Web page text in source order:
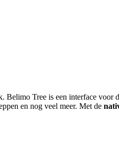
Belimo Tree is een interface voor
en nog veel meer. Met de